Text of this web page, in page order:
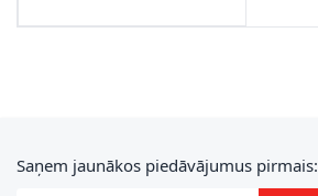
E-pasta adrese
Saņem jaunākos piedāvājumus pirmais: